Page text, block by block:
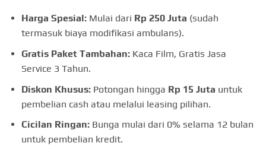
Harga Spesial:Mulai dari Rp 250 Juta (sudah
termasuk biaya modifikasi ambulans).
Gratis Paket Tambahan:Kaca Film, Gratis Jasa
Service 3 Tahun.
Diskon Khusus:Potongan hingga Rp 15 Juta untuk
pembelian cash atau melalui leasing pilihan.
Cicilan Ringan:Bunga mulai dari 0% selama 12 bulan
untuk pembelian kredit.